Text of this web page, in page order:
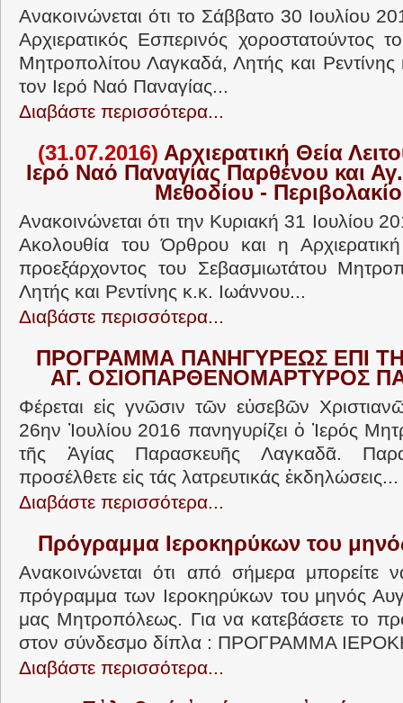
Ανακοινώνεται ότι το Σάββατο 30 Ιουλίου
Αρχιερατικός Εσπερινός χοροστατούντος
Μητροπολίτου Λαγκαδά, Λητής και Ρεντίνης
τον Ιερό Ναό Παναγίας...
Διαβάστε περισσότερα...
(31.07.2016) Αρχιερατική Θεία
Ιερό Ναό Παναγίας Παρθένου και
Μεθοδίου -
Ανακοινώνεται ότι την Κυριακή 31 Ιουλίου
Ακολουθία του Όρθρου και η Αρχιερατική
προεξάρχοντος του Σεβασμιωτάτου
Λητής και Ρεντίνης κ.κ. Ιωάννου...
Διαβάστε περισσότερα...
ΠΡΟΓΡΑΜΜΑ ΠΑΝΗΓΥΡΕΩΣ ΕΠΙ
ΑΓ. ΟΣΙΟΠΑΡΘΕΝΟΜΑΡΤΥΡΟΣ
Φέρεται εἰς γνῶσιν τῶν εὐσεβῶν
26ην Ἰουλίου 2016 πανηγυρίζει ὁ Ἱερός
τῆς Ἁγίας Παρασκευῆς Λαγκαδᾶ.
προσέλθετε εἰς τάς λατρευτικάς ἐκδηλώσεις...
Διαβάστε περισσότερα...
Πρόγραμμα Ιεροκηρύκων του
Ανακοινώνεται ότι από σήμερα μπορείτε
πρόγραμμα των Ιεροκηρύκων του μηνός
μας Μητροπόλεως. Για να κατεβάσετε το
στον σύνδεσμο δίπλα : ΠΡΟΓΡΑΜΜΑ
Διαβάστε περισσότερα...